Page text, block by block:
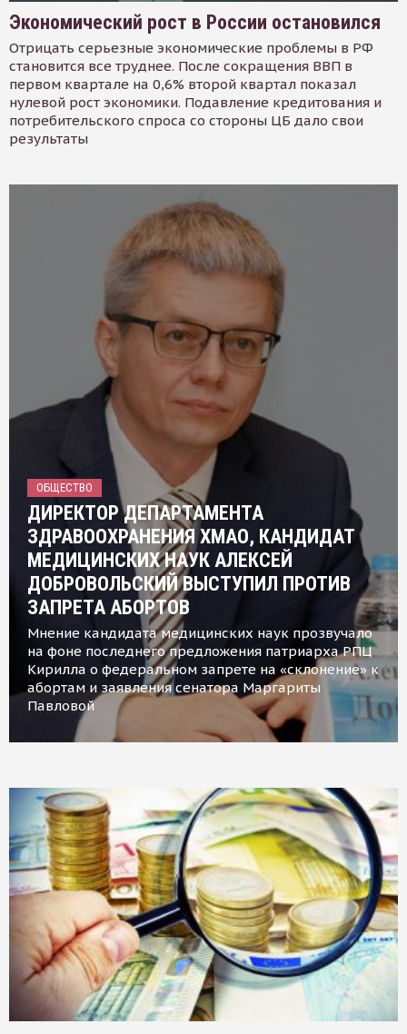
Экономический рост в России остановился
Отрицать серьезные экономические проблемы в РФ
становится все труднее. После сокращения ВВП в
первом квартале на 0,6% второй квартал показал
нулевой рост экономики. Подавление кредитования и
потребительского спроса со стороны ЦБ дало свои
результаты
ОБЩЕСТВО
ДИРЕКТОР ДЕПАРТАМЕНТА
ЗДРАВООХРАНЕНИЯ ХМАО, КАНДИДАТ
МЕДИЦИНСКИХ НАУК АЛЕКСЕЙ
ДОБРОВОЛЬСКИЙ ВЫСТУПИЛ ПРОТИВ
ЗАПРЕТА АБОРТОВ
Мнение кандидата медицинских наук прозвучало
на фоне последнего предложения патриарха РПЦ
Кирилла о федеральном запрете на «склонение» к
абортам и заявления сенатора Маргариты
Павловой